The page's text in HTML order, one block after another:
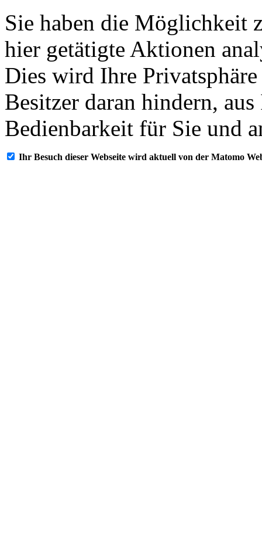
Sie haben die Möglichkeit
hier getätigte Aktionen
Dies wird Ihre
Besitzer daran hindern,
Bedienbarkeit für Sie und
Ihr Besuch dieser Webseite wird aktuell von der Matomo